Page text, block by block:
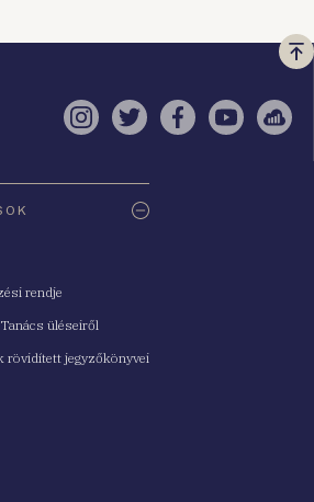
a
Instagram
TwitterFacebook
YouTube
rendje
üléseiről
rövidített jegyzőkönyvei